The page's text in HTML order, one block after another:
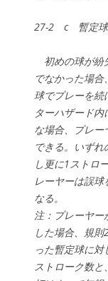
27-2 c 暫定球
初めの球が紛
でなかった場
球でプレーを続
ターハザード
な場合、プレー
できる。いず
し更に1ストロ
レーヤーは誤
なる。
注：プレーヤ
した場合、規
った暫定球に
ストローク数と